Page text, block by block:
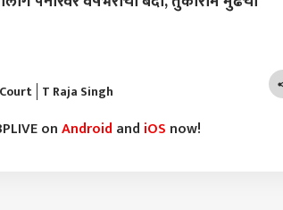
T Raja Singh
onAndroid and iOS now!